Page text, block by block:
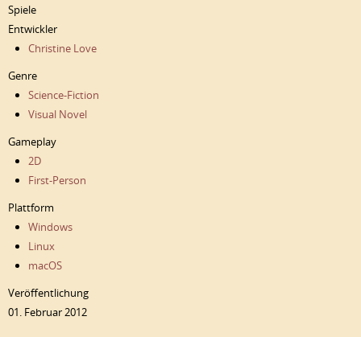
Spiele
Entwickler
Christine Love
Genre
Science-Fiction
Visual Novel
Gameplay
2D
First-Person
Plattform
Windows
Linux
macOS
Veröffentlichung
01. Februar 2012